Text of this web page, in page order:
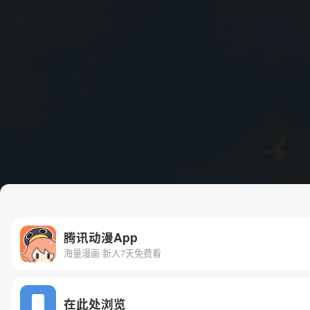
腾讯动漫App
海量漫画 新人7天免费看
在此处浏览